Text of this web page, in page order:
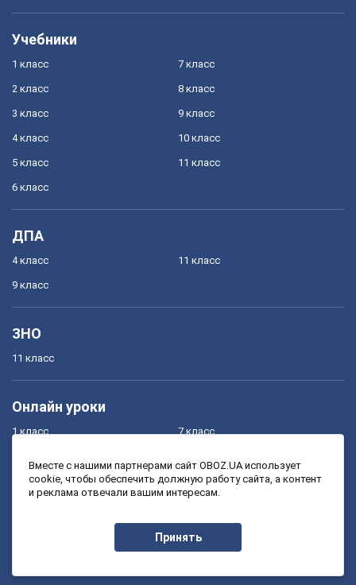
Учебники
1 класс
2 класс
3 класс
4 класс
5 класс
6 класс
7 класс
8 класс
9 класс
10 класс
11 класс
ДПА
4 класс
9 класс
11 класс
ЗНО
11 класс
Онлайн уроки
1 класс
3 класс
7 класс
9 класс
Вместе с нашими партнерами сайт OBOZ.UA использует
cookie, чтобы обеспечить должную работу сайта, а контент
и реклама отвечали вашим интересам.
Принять